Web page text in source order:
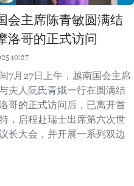
会主席陈青敏圆满结
洛哥的正式访问
10:27
7月27日上午，越南国会主席
夫人阮氏青娥一行在圆满结
哥的正式访问后，已离开首
，启程赴瑞士出席第六次世
长大会，并开展一系列双边